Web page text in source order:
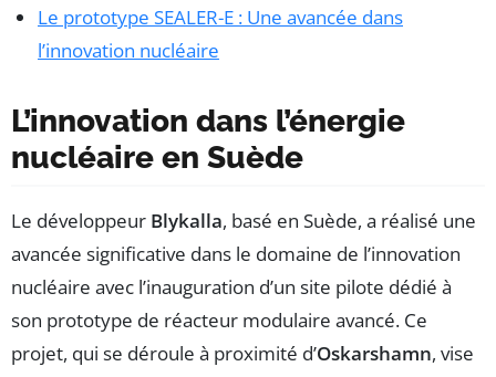
Le prototype SEALER-E : Une avancée dans
l’innovation nucléaire
L’innovation dans l’énergie
nucléaire en Suède
Le développeur Blykalla, basé en Suède, a réalisé une
avancée significative dans le domaine de l’innovation
nucléaire avec l’inauguration d’un site pilote dédié à
son prototype de réacteur modulaire avancé. Ce
projet, qui se déroule à proximité d’Oskarshamn, vise